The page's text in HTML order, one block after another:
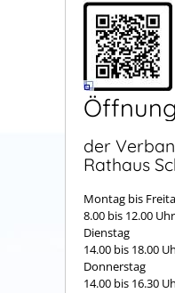
der
Rathaus
Montag bis
8.00 bis 12.00 Uhr
Dienstag
14.00 bis 18.00
Donnerstag
14.00 bis 16.30